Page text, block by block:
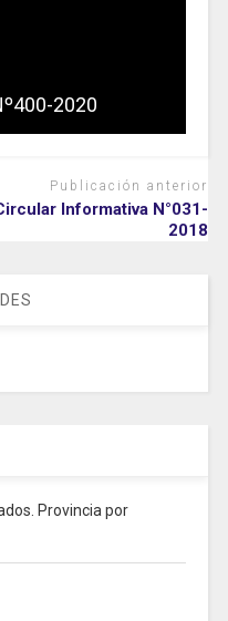
2020
Publicación anterior
Informativa N°031-
2018
Provincia por